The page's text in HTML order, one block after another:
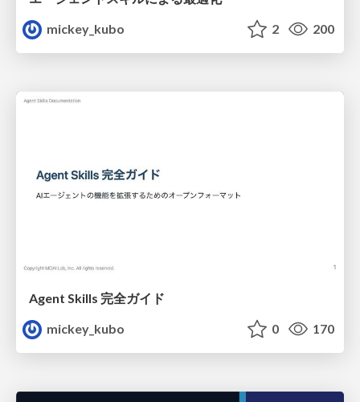
mickey_kubo
2 200
Agent Skills 完全ガイド
mickey_kubo
0 170